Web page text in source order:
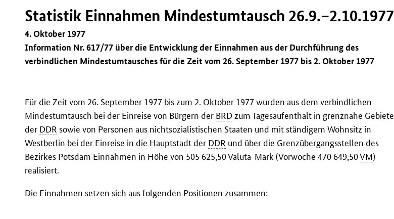
Statistik Einnahmen Mindestumtausch 26.9.–2.10.1977
4. Oktober 1977
Information Nr. 617/77 über die Entwicklung der Einnahmen aus der Durchführung des
verbindlichen Mindestumtausches für die Zeit vom 26. September 1977 bis 2. Oktober 1977
Für die Zeit vom 26. September 1977 bis zum 2. Oktober 1977 wurden aus dem verbindlichen
Mindestumtausch bei der Einreise von Bürgern der BRD zum Tagesaufenthalt in grenznahe Gebiete
der DDR sowie von Personen aus nichtsozialistischen Staaten und mit ständigem Wohnsitz in
Westberlin bei der Einreise in die Hauptstadt der DDR und über die Grenzübergangsstellen des
Bezirkes Potsdam Einnahmen in Höhe von 505 625,50 Valuta-Mark (Vorwoche 470 649,50VM)
realisiert.
Die Einnahmen setzen sich aus folgenden Positionen zusammen: